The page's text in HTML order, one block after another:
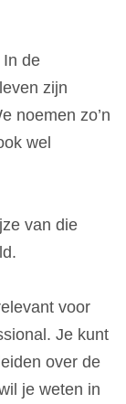
In de
zijn
noemen zo’n
wel
van die
voor
Je kunt
over de
je weten in